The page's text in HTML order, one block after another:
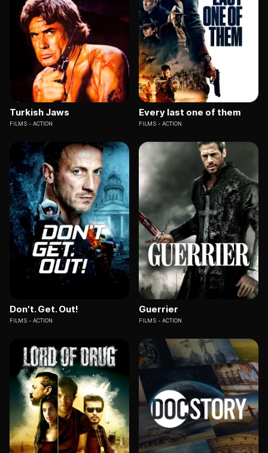
Turkish Jaws
FILMS ACTION
Every last one of them
FILMS ACTION
Don't. Get. Out!
FILMS ACTION
Guerrier
FILMS ACTION